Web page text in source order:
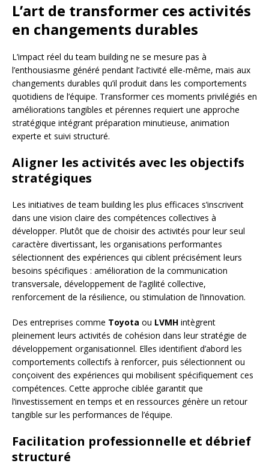
L’art de transformer ces activités
en changements durables
L’impact réel du team building ne se mesure pas à
l’enthousiasme généré pendant l’activité elle-même, mais aux
changements durables qu’il produit dans les comportements
quotidiens de l’équipe. Transformer ces moments privilégiés en
améliorations tangibles et pérennes requiert une approche
stratégique intégrant préparation minutieuse, animation
experte et suivi structuré.
Aligner les activités avec les objectifs
stratégiques
Les initiatives de team building les plus efficaces s’inscrivent
dans une vision claire des compétences collectives à
développer. Plutôt que de choisir des activités pour leur seul
caractère divertissant, les organisations performantes
sélectionnent des expériences qui ciblent précisément leurs
besoins spécifiques : amélioration de la communication
transversale, développement de l’agilité collective,
renforcement de la résilience, ou stimulation de l’innovation.
Des entreprises comme Toyota ou LVMH intègrent
pleinement leurs activités de cohésion dans leur stratégie de
développement organisationnel. Elles identifient d’abord les
comportements collectifs à renforcer, puis sélectionnent ou
conçoivent des expériences qui mobilisent spécifiquement ces
compétences. Cette approche ciblée garantit que
l’investissement en temps et en ressources génère un retour
tangible sur les performances de l’équipe.
Facilitation professionnelle et débrief
structuré